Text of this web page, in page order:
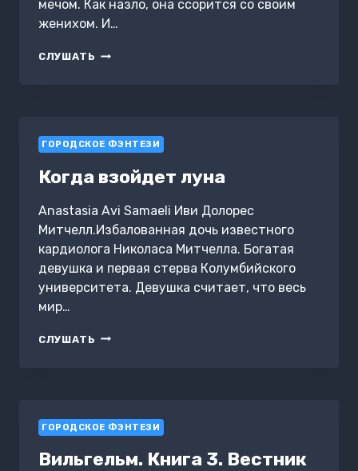
мечом. Как назло, она ссорится со своим
женихом. И…
СЛУШАТЬ ВАРЯ,
ГОРОДСКОЕ ФЭНТЕЗИ
Когда взойдет луна
Anastasia Avi Samaeli Иви Долорес
Митчелл.Избалованная дочь известного
кардиолога Николаса Митчелла. Богатая
девушка и первая стерва Колумбийского
университета. Девушка считает, что весь
мир…
СЛУШАТЬ КОГДА
ГОРОДСКОЕ ФЭНТЕЗИ
Вильгельм. Книга 3. Вестник